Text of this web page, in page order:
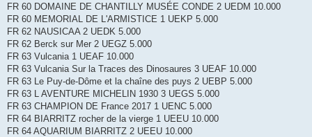
FR 60 DOMAINE DE CHANTILLY MUSÉE CONDE 2 UEDM 10.000
FR 60 MEMORIAL DE L'ARMISTICE 1 UEKP 5.000
FR 62 NAUSICAA 2 UEDK 5.000
FR 62 Berck sur Mer 2 UEGZ 5.000
FR 63 Vulcania 1 UEAF 10.000
FR 63 Vulcania Sur la Traces des Dinosaures 3 UEAF 10.000
FR 63 Le Puy-de-Dôme et la chaîne des puys 2 UEBP 5.000
FR 63 L AVENTURE MICHELIN 1930 3 UEGS 5.000
FR 63 CHAMPION DE France 2017 1 UENC 5.000
FR 64 BIARRITZ rocher de la vierge 1 UEEU 10.000
FR 64 AQUARIUM BIARRITZ 2 UEEU 10.000